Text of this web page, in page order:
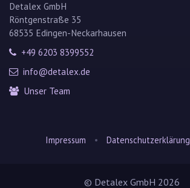
Detalex GmbH
Röntgenstraße 35
68535 Edingen-Neckarhausen
+49 6203 8399552
info@detalex.de
Unser Team
Impressum • Datenschutzerklärung
© Detalex GmbH 2026